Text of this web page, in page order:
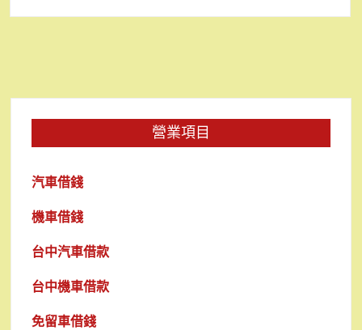
營業項目
汽車借錢
機車借錢
台中汽車借款
台中機車借款
免留車借錢